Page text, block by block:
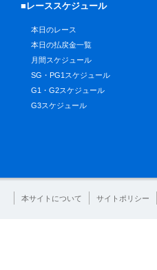
■レーススケジュール
本日のレース
本日の払戻金一覧
月間スケジュール
SG・PG1スケジュール
G1・G2スケジュール
G3スケジュール
本サイトについて サイトポリシー